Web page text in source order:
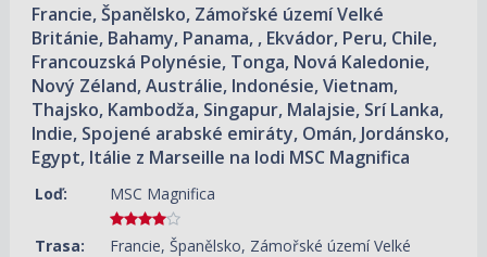
Francie, Španělsko, Zámořské území Velké
Británie, Bahamy, Panama, , Ekvádor, Peru, Chile,
Francouzská Polynésie, Tonga, Nová Kaledonie,
Nový Zéland, Austrálie, Indonésie, Vietnam,
Thajsko, Kambodža, Singapur, Malajsie, Srí Lanka,
Indie, Spojené arabské emiráty, Omán, Jordánsko,
Egypt, Itálie z Marseille na lodi MSC Magnifica
Loď: MSC Magnifica
Trasa:
Francie, Španělsko, Zámořské území Velké